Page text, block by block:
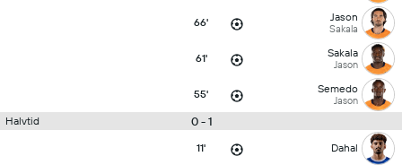
66' Jason
Sakala
61' Sakala
Jason
55' Semedo
Jason
Halvtid 0 - 1
11' Dahal